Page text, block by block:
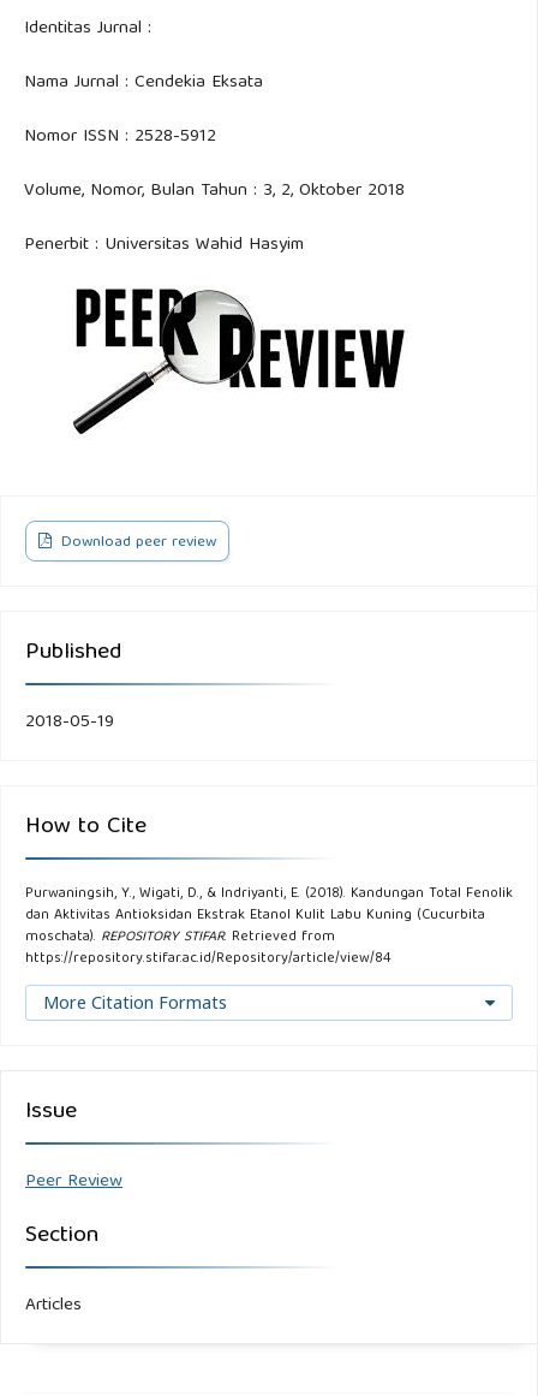
Identitas Jurnal :
Nama Jurnal : Cendekia Eksata
Nomor ISSN : 2528-5912
Volume, Nomor, Bulan Tahun : 3, 2, Oktober 2018
Penerbit : Universitas Wahid Hasyim
Download peer review
Published
2018-05-19
How to Cite
Purwaningsih, Y., Wigati, D., & Indriyanti, E. (2018). Kandungan Total Fenolik
dan Aktivitas Antioksidan Ekstrak Etanol Kulit Labu Kuning (Cucurbita
moschata). REPOSITORY STIFAR. Retrieved from
https://repository.stifar.ac.id/Repository/article/view/84
More Citation Formats
Issue
Peer Review
Section
Articles